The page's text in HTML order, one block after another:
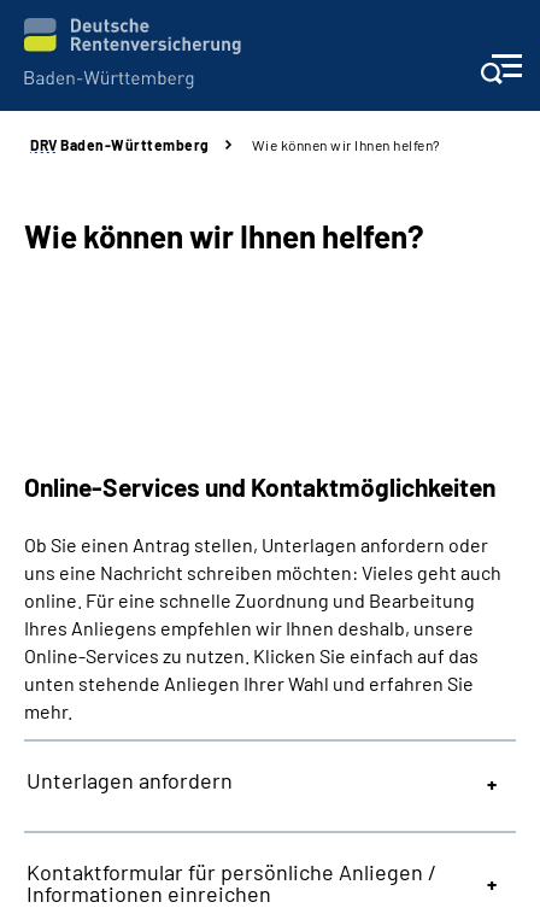
Beratung und Kontakt
Kunden
Über uns
Inhalte in Gebärdensprache (DGS)
Leichte Sprache
Suche
Mein Kundenportal
DRV Baden-Württemberg Wie können wir Ihnen helfen?
Wie können wir Ihnen helfen?
Online-Services und Kontaktmöglichkeiten
Ob Sie einen Antrag stellen, Unterlagen anfordern oder
uns eine Nachricht schreiben möchten: Vieles geht auch
online. Für eine schnelle Zuordnung und Bearbeitung
Ihres Anliegens empfehlen wir Ihnen deshalb, unsere
Online-Services zu nutzen. Klicken Sie einfach auf das
unten stehende Anliegen Ihrer Wahl und erfahren Sie
mehr.
Unterlagen anfordern
Kontaktformular für persönliche Anliegen /
Informationen einreichen